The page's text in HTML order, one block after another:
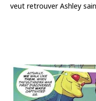
veut retrouver Ashley